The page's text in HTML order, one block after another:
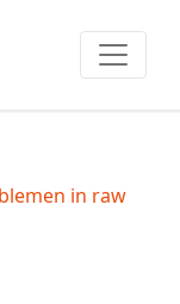
in raw